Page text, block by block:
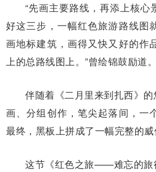
“先画主要路线，再添上核
好这三步，一幅红色旅游路线图
画地标建筑，画得又快又好的作
上的总路线图上。”曾绘锦鼓励道。
伴随着《二月里来到扎西》
画、分组创作，笔尖起落间，一
最终，黑板上拼成了一幅完整的威
这节《红色之旅——难忘的旅